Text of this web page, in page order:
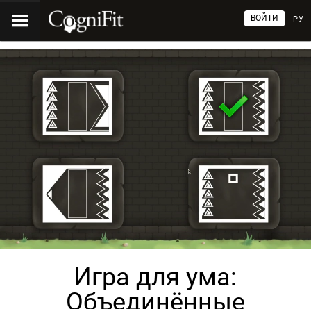
РУ
ВОЙТИ
Игра для ума:
Объединённые